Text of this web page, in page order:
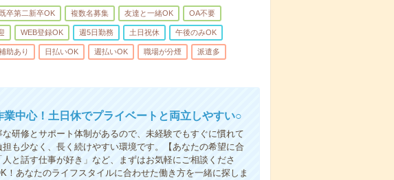
既卒第二新卒OK 複数名募集 友達と一緒OK OA不要
WEB登録OK 週5日勤務 土日祝休 午後のみOK
助あり 日払いOK 週払いOK 職場が分煙 派遣多
中心！土日休でプライベートと両立しやすい○
研修とサポート体制があるので、未経験でもすぐに慣れて
も少なく、長く続けやすい環境です。【あなたの希望に合
と話す仕事が好き」など、まずはお気軽にご相談くださ
あなたのライフスタイルに合わせた働き方を一緒に探しま